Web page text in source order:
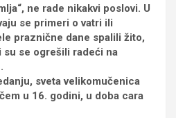
ne rade nikakvi poslovi. U
se primeri o vatri ili
praznične dane spalili žito,
se ogrešili radeći na
sveta velikomučenica
u 16. godini, u doba cara